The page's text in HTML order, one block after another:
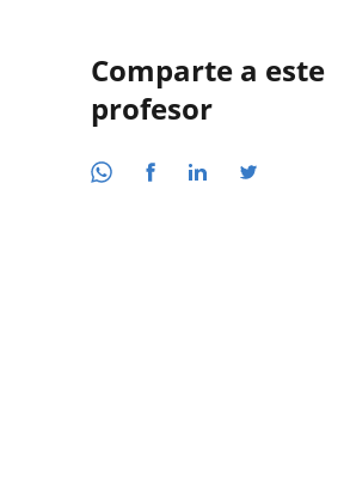
Comparte a este
profesor